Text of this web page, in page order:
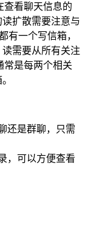
查看聊天信息的
扩散需要注意与
有一个写信箱，
需要从所有关注
常是每两个相关
还是群聊，只需
，可以方便查看